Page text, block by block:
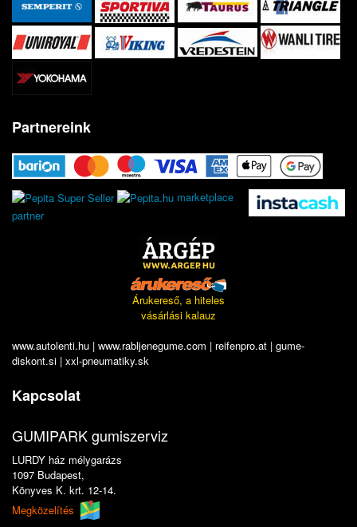
Partnereink
marketplace
partner
Árukereső, a hiteles
vásárlási kalauz
www.autolenti.hu | www.rabljenegume.com | reifenpro.at | gume-
diskont.si | xxl-pneumatiky.sk
Kapcsolat
GUMIPARK gumiszerviz
LURDY ház mélygarázs
1097 Budapest,
Könyves K. krt. 12-14.
Megközelítés